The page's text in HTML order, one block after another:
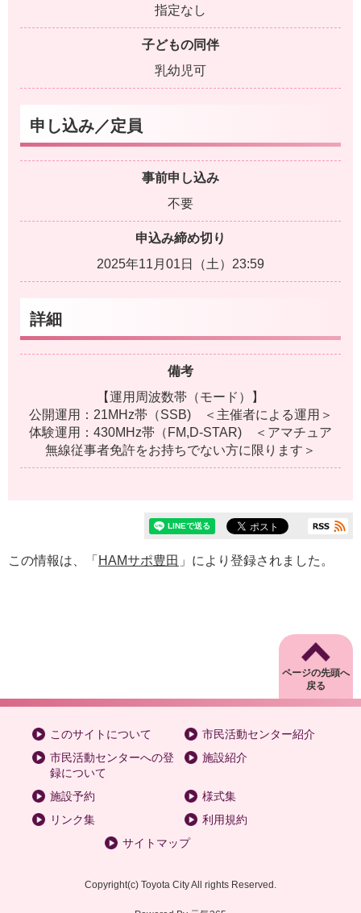
指定なし
子どもの同伴
乳幼児可
申し込み／定員
事前申し込み
不要
申込み締め切り
2025年11月01日（土）23:59
詳細
備考
【運用周波数帯（モード）】
公開運用：21MHz帯（SSB) ＜主催者による運用＞
体験運用：430MHz帯（FM,D-STAR) ＜アマチュア
無線従事者免許をお持ちでない方に限ります＞
この情報は、「 HAMサポ豊田 」により登録されました。
ページの先頭へ
戻る
このサイトについて
市民活動センター紹介
市民活動センターへの登
録について
施設紹介
施設予約
様式集
リンク集
利用規約
サイトマップ
Copyright(c) Toyota City All rights Reserved.